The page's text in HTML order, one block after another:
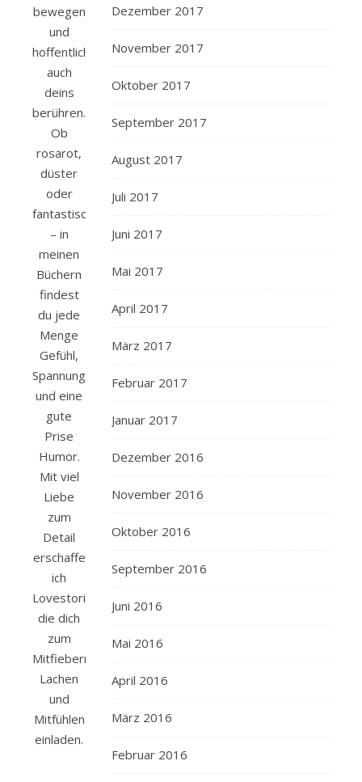
bewegen
und
hoffentlich
auch
deins
berühren.
Ob
rosarot,
düster
oder
fantastisch
– in
meinen
Büchern
findest
du jede
Menge
Gefühl,
Spannung
und eine
gute
Prise
Humor.
Mit viel
Liebe
zum
Detail
erschaffe
ich
Lovestories,
die dich
zum
Mitfiebern,
Lachen
und
Mitfühlen
einladen.
Dezember 2017
November 2017
Oktober 2017
September 2017
August 2017
Juli 2017
Juni 2017
Mai 2017
April 2017
März 2017
Februar 2017
Januar 2017
Dezember 2016
November 2016
Oktober 2016
September 2016
Juni 2016
Mai 2016
April 2016
März 2016
Februar 2016